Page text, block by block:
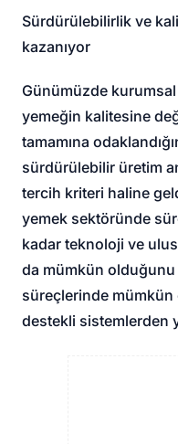
Sürdürülebilirlik ve
kazanıyor
Günümüzde
yemeğin kalitesine
tamamına
sürdürülebilir üretim
tercih kriteri haline
yemek sektöründe
kadar teknoloji ve
da mümkün
süreçlerinde
destekli sistemlerden